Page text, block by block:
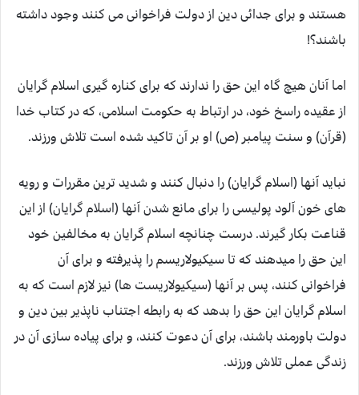
هستند و برای جدائی دین از دولت فراخوانی می کنند وجود داشته
باشند؟!
اما آنان هیچ گاه این حق را ندارند که برای کناره گیری اسلام گرایان
از عقیده راسخ خود، در ارتباط به حکومت اسلامی، که در کتاب خدا
(قرآن) و سنت پیامبر (ص) او بر آن تاکید شده است تلاش ورزند.
نباید آنها (اسلام گرایان) را دنبال کنند و شدید ترین مقررات و رویه
های خون آلود پولیسی را برای مانع شدن آنها (اسلام گرایان) از این
قناعت بکار گیرند. درست چنانچه اسلام گرایان به مخالفین خود
این حق را میدهند که تا سیکیولاریسم را پذیرفته و برای آن
فراخوانی کنند، پس بر آنها (سیکیولاریست ها) نیز لازم است که به
اسلام گرایان این حق را بدهد که به رابطه اجتناب ناپذیر بین دین و
دولت باورمند باشند، برای آن دعوت کنند، و برای پیاده سازی آن در
زندگی عملی تلاش ورزند.